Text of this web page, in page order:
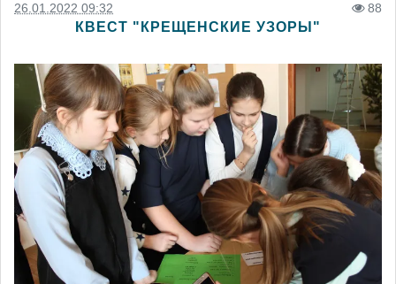
26.01.2022 09:32 88
КВЕСТ "КРЕЩЕНСКИЕ УЗОРЫ"